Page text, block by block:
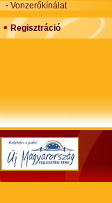
Vonzerőkínálat
Regisztráció